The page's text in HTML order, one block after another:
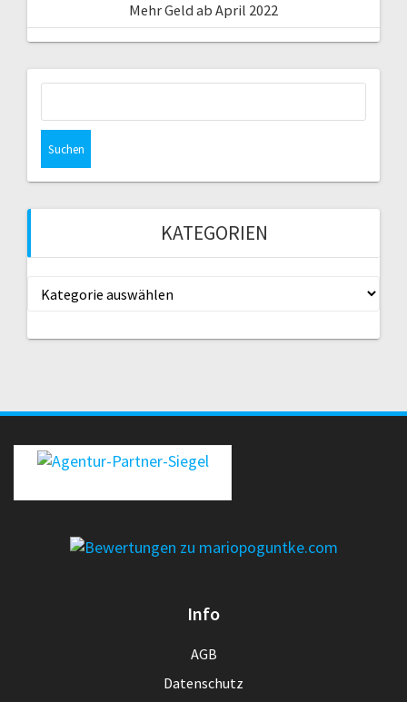
Mehr Geld ab April 2022
KATEGORIEN
Kategorien
Info
AGB
Datenschutz